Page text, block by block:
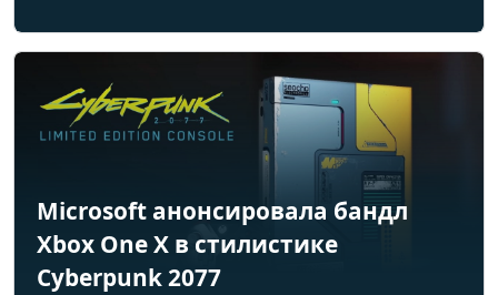
Microsoft анонсировала бандл
Xbox One X в стилистике
Cyberpunk 2077